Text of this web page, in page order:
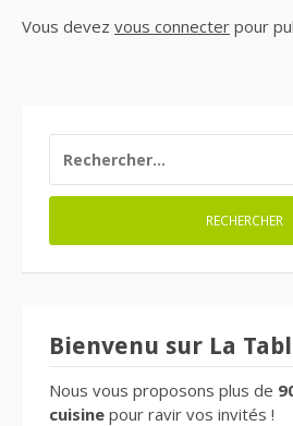
Vous devez vous connecter pour
Bienvenu sur La
Nous vous proposons plus de
cuisine pour ravir vos invités !